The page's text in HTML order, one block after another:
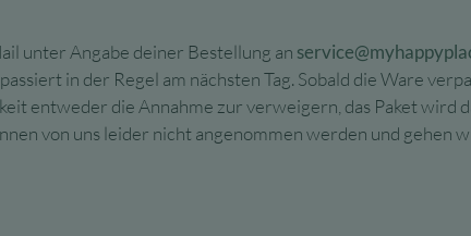
unter Angabe deiner Bestellung an
in der Regel am nächsten Tag. Sobald die Ware
entweder die Annahme zur verweigern, das Paket wird
von uns leider nicht angenommen werden und gehen